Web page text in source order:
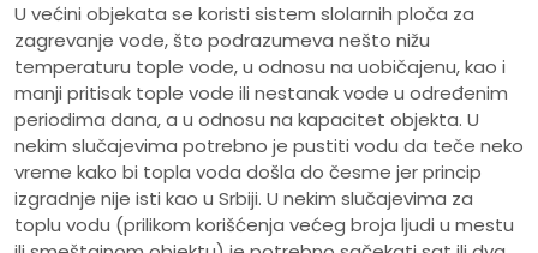
U većini objekata se koristi sistem slolarnih ploča za
zagrevanje vode, što podrazumeva nešto nižu
temperaturu tople vode, u odnosu na uobičajenu, kao i
manji pritisak tople vode ili nestanak vode u određenim
periodima dana, a u odnosu na kapacitet objekta. U
nekim slučajevima potrebno je pustiti vodu da teče neko
vreme kako bi topla voda došla do česme jer princip
izgradnje nije isti kao u Srbiji. U nekim slučajevima za
toplu vodu (prilikom korišćenja većeg broja ljudi u mestu